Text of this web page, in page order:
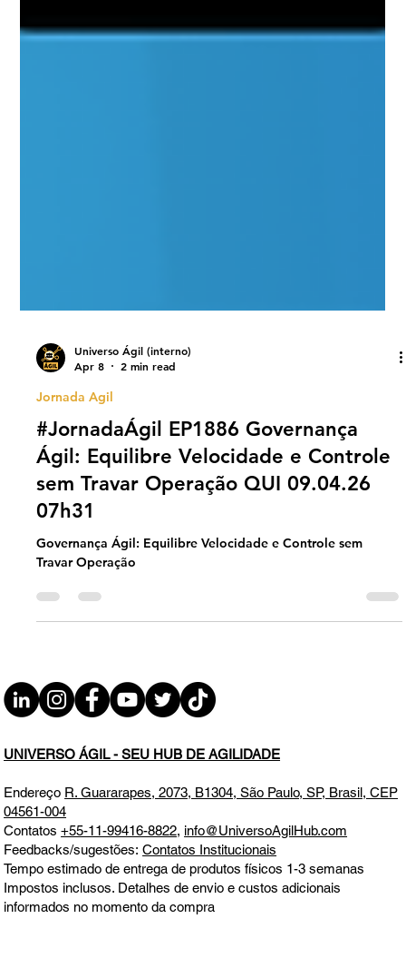
Universo Ágil (interno)
Apr 8
2 min read
Jornada Agil
#JornadaÁgil EP1886 Governança
Ágil: Equilibre Velocidade e Controle
sem Travar Operação QUI 09.04.26
07h31
Travar Operação
UNIVERSO ÁGIL - SEU HUB DE AGILIDADE
EndereçoR. Guararapes, 2073, B1304, São Paulo, SP, Brasil, CEP
04561-004
Contatos +55-11-99416-8822,info@UniversoAgilHub.com
Feedbacks/sugestões:Contatos Institucionais